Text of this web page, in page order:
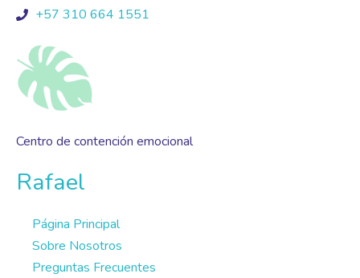
+57 310 664 1551
Centro de contención emocional
Rafael
Página Principal
Sobre Nosotros
Preguntas Frecuentes